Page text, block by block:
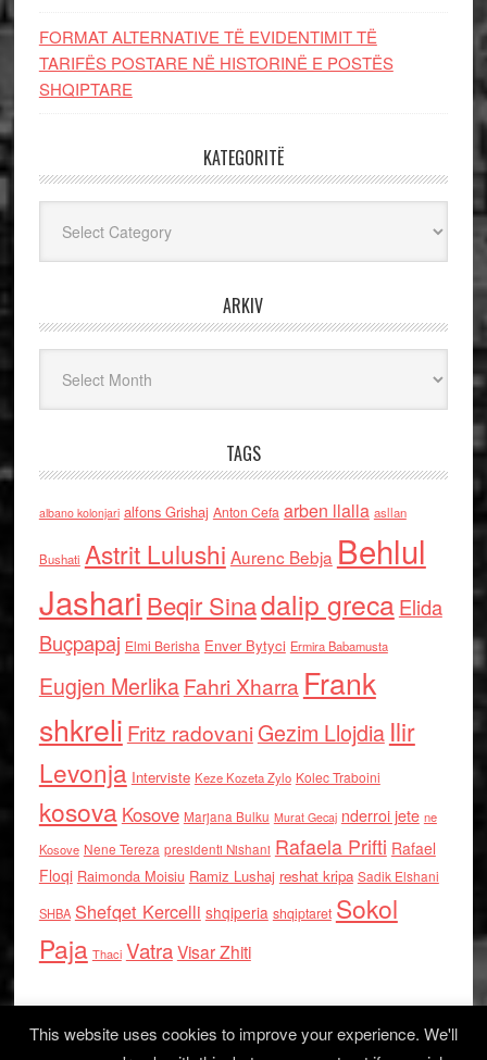
FORMAT ALTERNATIVE TË EVIDENTIMIT TË
TARIFËS POSTARE NË HISTORINË E POSTËS
SHQIPTARE
KATEGORITË
ARKIV
TAGS
albano kolonjari alfons Grishaj Anton Cefa arben llalla asllan
Bushati Astrit Lulushi Aurenc Bebja Behlul
Jashari Beqir Sinadalip grecaElida
Buçpapaj Elmi Berisha Enver Bytyci Ermira Babamusta
Eugjen MerlikaFahri Xharra Frank
shkreli Fritz radovaniGezim Llojdia Ilir
Levonja Interviste Keze Kozeta Zylo Kolec Traboini
kosova Kosove Marjana Bulku Murat Gecaj nderroi jete ne
Kosove Nene Tereza presidenti Nishani Rafaela Prifti Rafael
Floqi Raimonda Moisiu Ramiz Lushaj reshat kripa Sadik Elshani
SHBA Shefqet Kercelli shqiperia shqiptaret Sokol
Paja Thaci VatraVisar Zhiti
This website uses cookies to improve your experience. We'll